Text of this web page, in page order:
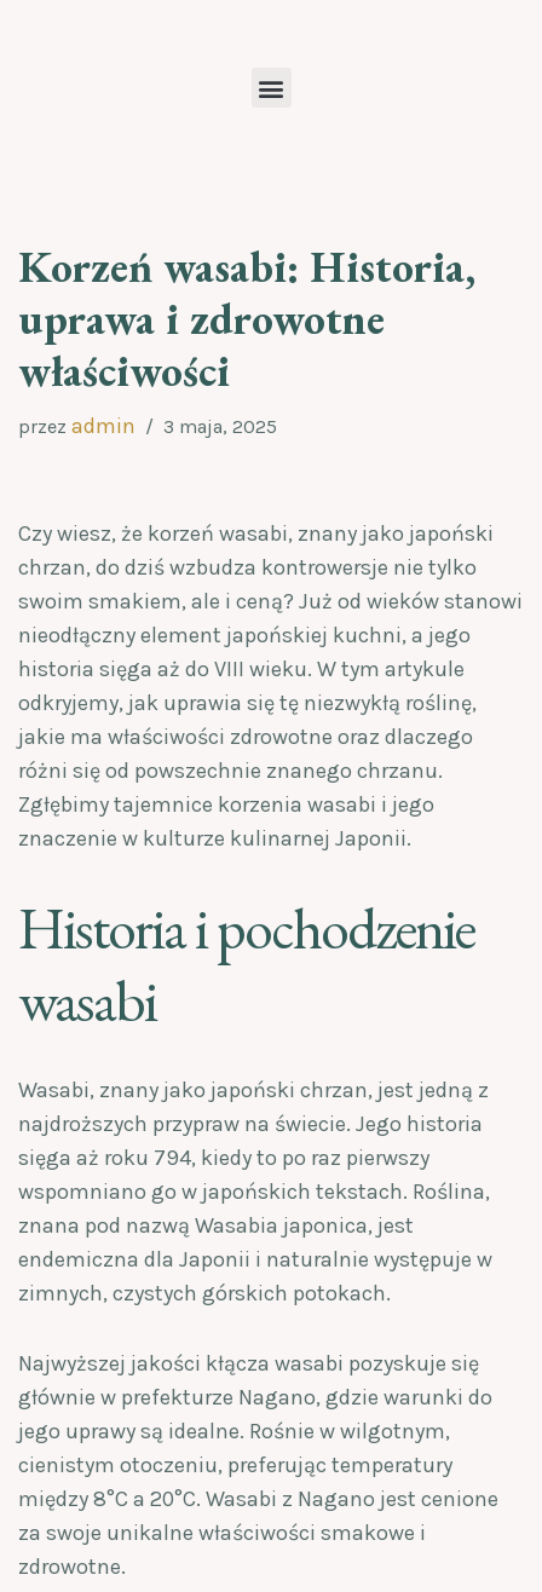
Korzeń wasabi: Historia,
uprawa i zdrowotne
właściwości
przez admin 3 maja, 2025
Czy wiesz, że korzeń wasabi, znany jako japoński
chrzan, do dziś wzbudza kontrowersje nie tylko
swoim smakiem, ale i ceną? Już od wieków stanowi
nieodłączny element japońskiej kuchni, a jego
historia sięga aż do VIII wieku. W tym artykule
odkryjemy, jak uprawia się tę niezwykłą roślinę,
jakie ma właściwości zdrowotne oraz dlaczego
różni się od powszechnie znanego chrzanu.
Zgłębimy tajemnice korzenia wasabi i jego
znaczenie w kulturze kulinarnej Japonii.
Historia i pochodzenie
wasabi
Wasabi, znany jako japoński chrzan, jest jedną z
najdroższych przypraw na świecie. Jego historia
sięga aż roku 794, kiedy to po raz pierwszy
wspomniano go w japońskich tekstach. Roślina,
znana pod nazwą Wasabia japonica, jest
endemiczna dla Japonii i naturalnie występuje w
zimnych, czystych górskich potokach.
Najwyższej jakości kłącza wasabi pozyskuje się
głównie w prefekturze Nagano, gdzie warunki do
jego uprawy są idealne. Rośnie w wilgotnym,
cienistym otoczeniu, preferując temperatury
między 8°C a 20°C. Wasabi z Nagano jest cenione
za swoje unikalne właściwości smakowe i
zdrowotne.